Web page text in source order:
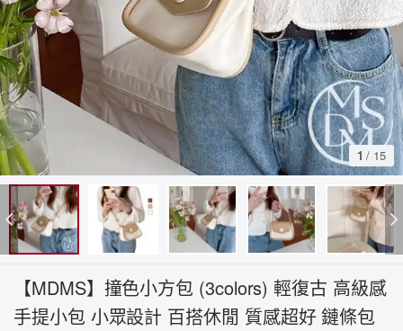
1 / 15
【MDMS】撞色小方包 (3colors) 輕復古 高級感
手提小包 小眾設計 百搭休閒 質感超好 鏈條包